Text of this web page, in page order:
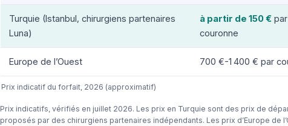
Prix indicatif du forfait, 2026 (approximatif)
Turquie (Istanbul, chirurgiens partenaires
Luna)
à partir de 150 € par
couronne
Europe de l’Ouest 700 €-1 400 € par
Prix indicatifs, vérifiés en juillet 2026. Les prix en Turquie sont des prix de
proposés par des chirurgiens partenaires indépendants. Les prix d’Europe de